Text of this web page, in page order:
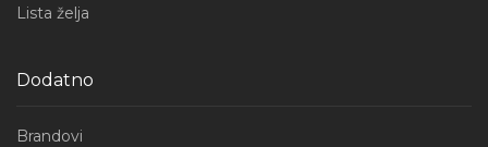
Lista želja
Dodatno
Brandovi